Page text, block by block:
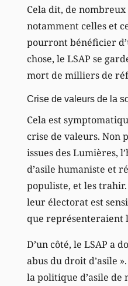
Cela dit, de
notamment celles et
pourront bénéficier
chose, le LSAP se
mort de milliers de
Crise de valeurs de la
Cela est
crise de valeurs. Non
issues des Lumières,
d’asile humaniste et
populiste, et les
leur électorat est
que représenteraient
D’un côté, le LSAP a
abus du droit d’asile
la politique d’asile de